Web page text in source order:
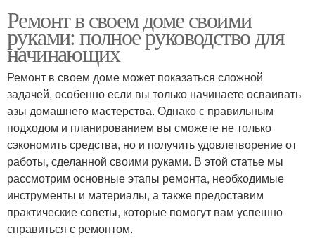
Ремонт в своем доме своими
руками: полное руководство для
начинающих
Ремонт в своем доме может показаться сложной
задачей, особенно если вы только начинаете осваивать
азы домашнего мастерства. Однако с правильным
подходом и планированием вы сможете не только
сэкономить средства, но и получить удовлетворение от
работы, сделанной своими руками. В этой статье мы
рассмотрим основные этапы ремонта, необходимые
инструменты и материалы, а также предоставим
практические советы, которые помогут вам успешно
справиться с ремонтом.